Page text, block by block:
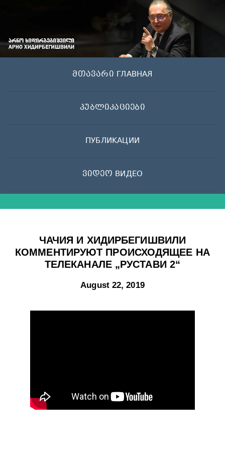
მთავარი ГЛАВНАЯ
პუბლიკაციები
ПУБЛИКАЦИИ
ვიდეო ВИДЕО
ЧАЧИЯ И ХИДИРБЕГИШВИЛИ
КОММЕНТИРУЮТ ПРОИСХОДЯЩЕЕ НА
ТЕЛЕКАНАЛЕ „РУСТАВИ 2“
August 22, 2019